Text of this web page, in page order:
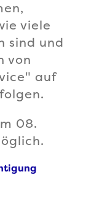
viele
sind und
von
auf
08.